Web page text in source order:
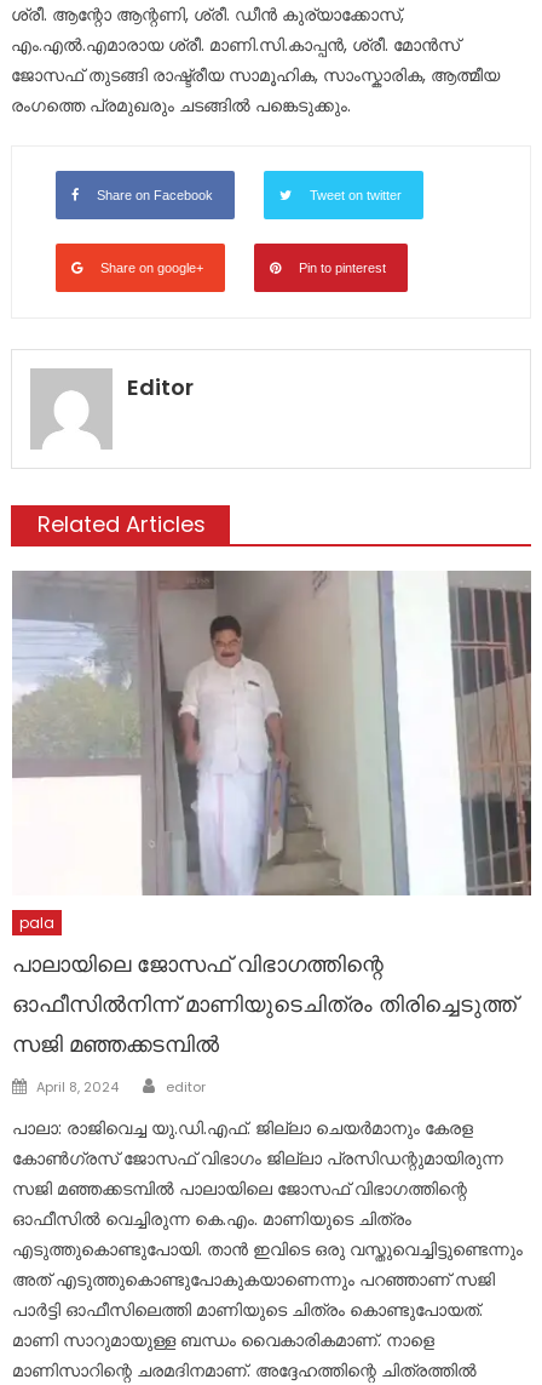
ശ്രീ. ആന്റോ ആന്റണി, ശ്രീ. ഡീൻ കുര്യാക്കോസ്,
എം.എൽ.എമാരായ ശ്രീ. മാണി.സി.കാപ്പൻ, ശ്രീ. മോൻസ്
ജോസഫ് തുടങ്ങി രാഷ്ട്രീയ സാമൂഹിക, സാംസ്കാരിക, ആത്മീയ
രംഗത്തെ പ്രമുഖരും ചടങ്ങിൽ പങ്കെടുക്കും.
Share on Facebook Tweet on twitter
Share on google+ Pin to pinterest
Editor
Related Articles
pala
പാലായിലെ ജോസഫ് വിഭാഗത്തിന്റെ
ഓഫീസിൽനിന്ന് മാണിയുടെചിത്രം തിരിച്ചെടുത്ത്
സജി മഞ്ഞക്കടമ്പില്‍
Posted
April 8, 2024 Author
editor
പാലാ: രാജിവെച്ച യു.ഡി.എഫ്. ജില്ലാ ചെയര്‍മാനും കേരള
കോണ്‍ഗ്രസ് ജോസഫ് വിഭാഗം ജില്ലാ പ്രസിഡന്റുമായിരുന്ന
സജി മഞ്ഞക്കടമ്പില്‍ പാലായിലെ ജോസഫ് വിഭാഗത്തിന്റെ
ഓഫീസില്‍ വെച്ചിരുന്ന കെ.എം. മാണിയുടെ ചിത്രം
എടുത്തുകൊണ്ടുപോയി. താന്‍ ഇവിടെ ഒരു വസ്തുവെച്ചിട്ടുണ്ടെന്നും
അത് എടുത്തുകൊണ്ടുപോകുകയാണെന്നും പറഞ്ഞാണ് സജി
പാര്‍ട്ടി ഓഫീസിലെത്തി മാണിയുടെ ചിത്രം കൊണ്ടുപോയത്.
മാണി സാറുമായുള്ള ബന്ധം വൈകാരികമാണ്. നാളെ
മാണിസാറിന്റെ ചരമദിനമാണ്. അദ്ദേഹത്തിന്റെ ചിത്രത്തില്‍